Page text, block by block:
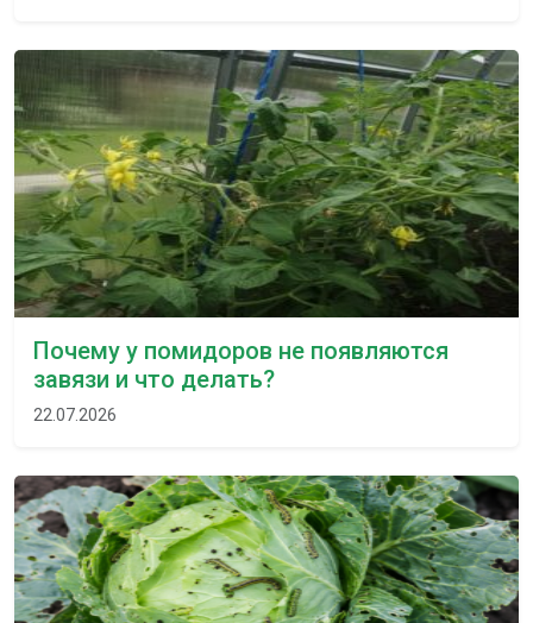
Почему у помидоров не появляются
завязи и что делать?
22.07.2026